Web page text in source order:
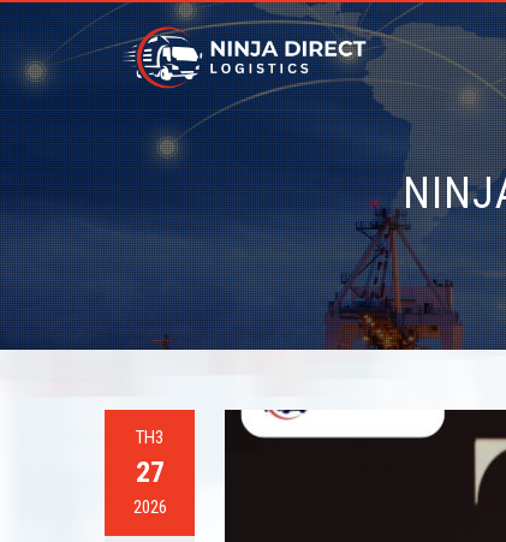
TH3
27
2026